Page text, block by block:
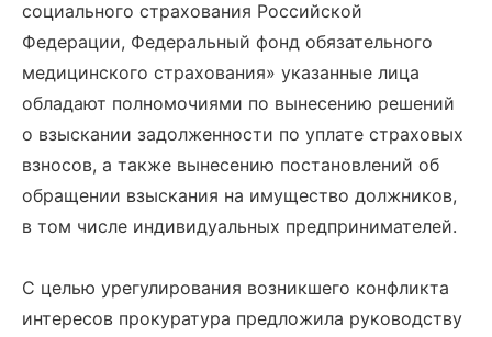
социального страхования Российской
Федерации, Федеральный фонд обязательного
медицинского страхования» указанные лица
обладают полномочиями по вынесению решений
о взыскании задолженности по уплате страховых
взносов, а также вынесению постановлений об
обращении взыскания на имущество должников,
в том числе индивидуальных предпринимателей.
С целью урегулирования возникшего конфликта
интересов прокуратура предложила руководству